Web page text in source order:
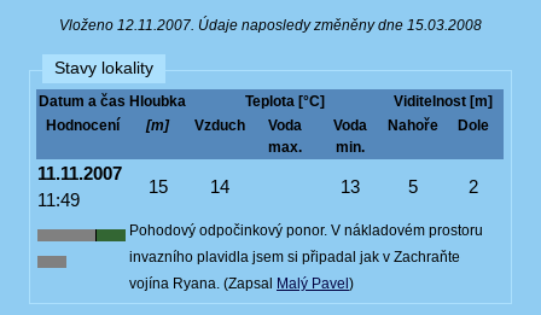
Vloženo 12.11.2007. Údaje naposledy změněny dne 15.03.2008
Stavy lokality
Datum a čas Hloubka Teplota [°C]
Viditelnost [m]
Hodnocení
[m] Vzduch
Voda
max.
Voda
min.
Nahoře Dole
11.11.2007
11:49
15 14 13 5 2
Pohodový odpočinkový ponor. V nákladovém prostoru
invazního plavidla jsem si připadal jak v Zachraňte
vojína Ryana. (Zapsal Malý Pavel)